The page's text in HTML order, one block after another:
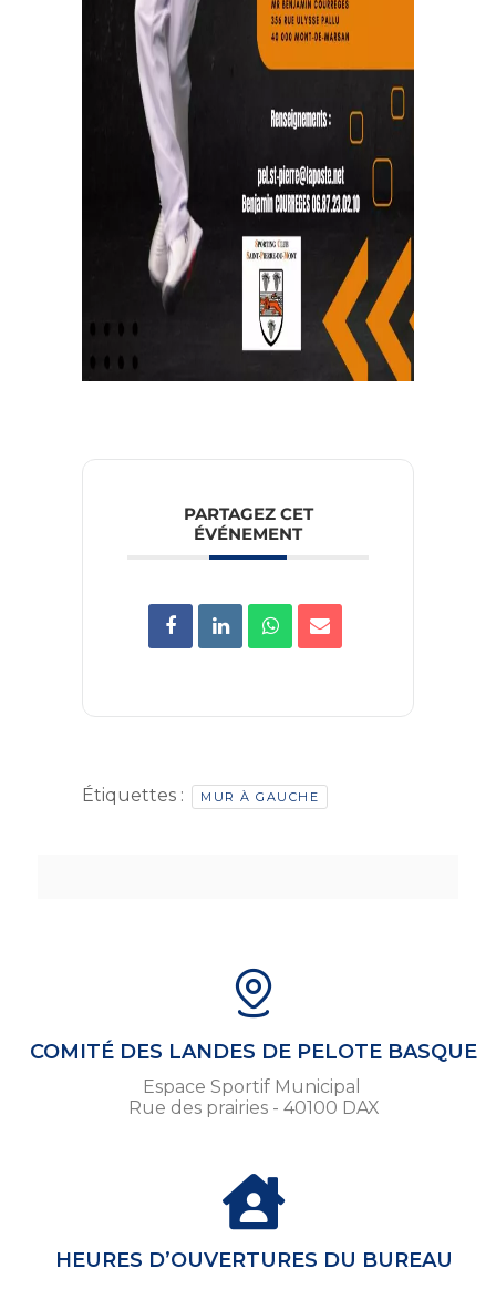
PARTAGEZ CET
ÉVÉNEMENT
Étiquettes : MUR À GAUCHE
COMITÉ DES LANDES DE PELOTE BASQUE
Espace Sportif Municipal
Rue des prairies - 40100 DAX
HEURES D’OUVERTURES DU BUREAU